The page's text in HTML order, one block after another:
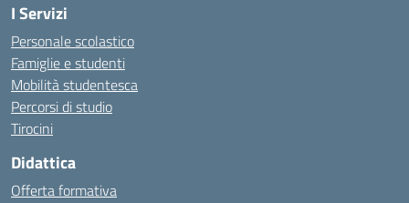
I Servizi
Personale scolastico
Famiglie e studenti
Mobilità studentesca
Percorsi di studio
Tirocini
Didattica
Offerta formativa